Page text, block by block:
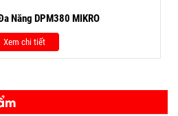
Năng DPM380 MIKRO
Xem chi tiết